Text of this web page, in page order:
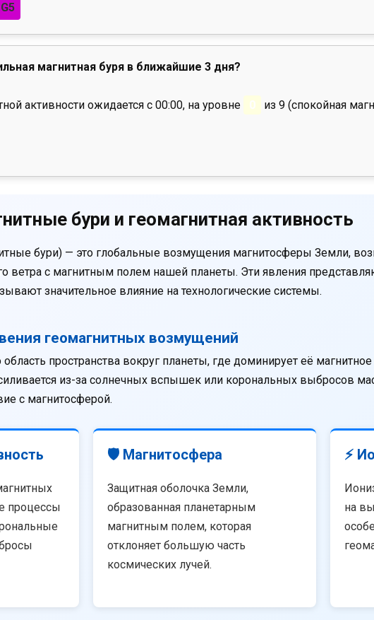
G5
магнитная буря в ближайшие 3 дня?
активности ожидается с 00:00, на уровне 0 из 9 (спокойная
бури и геомагнитная активность
бури) — это глобальные возмущения магнитосферы Земли,
ветра с магнитным полем нашей планеты. Эти явления
значительное влияние на технологические системы.
геомагнитных возмущений
пространства вокруг планеты, где доминирует её
из-за солнечных вспышек или корональных выбросов
с магнитосферой.
процессы
🛡️ Магнитосфера
Защитная оболочка Земли,
образованная планетарным
магнитным полем, которая
отклоняет большую часть
космических лучей.
⚡
на